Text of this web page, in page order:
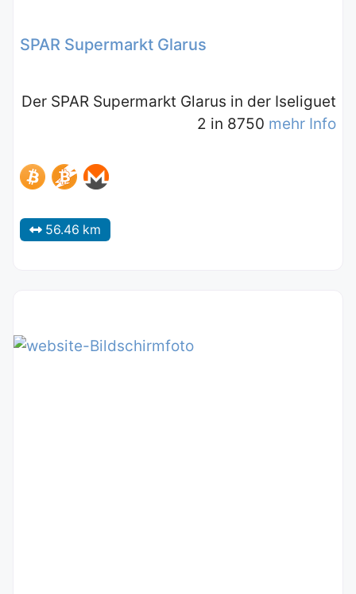
SPAR Supermarkt Glarus
Der SPAR Supermarkt Glarus in der Iseliguet
2 in 8750 mehr Info
56.46 km